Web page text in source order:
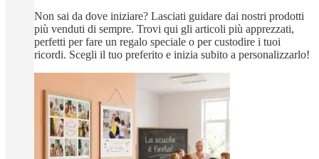
Non sai da dove iniziare? Lasciati guidare dai nostri prodotti
più venduti di sempre. Trovi qui gli articoli più apprezzati,
perfetti per fare un regalo speciale o per custodire i tuoi
ricordi. Scegli il tuo preferito e inizia subito a personalizzarlo!